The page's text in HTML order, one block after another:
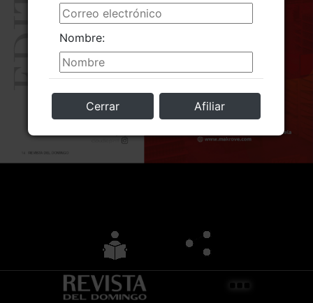
Nombre:
Cerrar Afiliar